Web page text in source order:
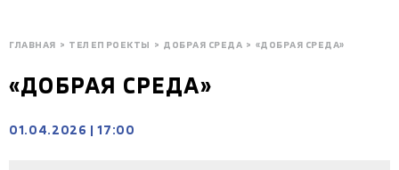
ГЛАВНАЯ > ТЕЛЕПРОЕКТЫ > ДОБРАЯ СРЕДА > «ДОБРАЯ СРЕДА»
«ДОБРАЯ СРЕДА»
01.04.2026 17:00